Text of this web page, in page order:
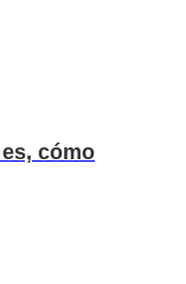
cómo